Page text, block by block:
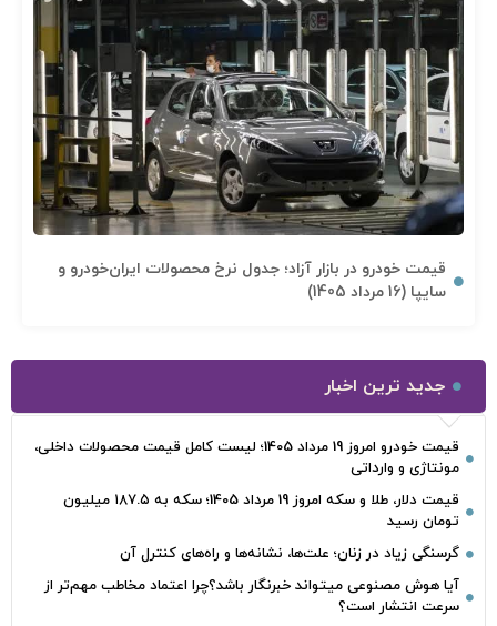
قیمت خودرو در بازار آزاد؛ جدول نرخ محصولات ایران‌خودرو و
سایپا (16 مرداد 1405)
جدید ترین اخبار
قیمت خودرو امروز 19 مرداد 1405؛ لیست کامل قیمت محصولات داخلی،
مونتاژی و وارداتی
قیمت دلار، طلا و سکه امروز 19 مرداد 1405؛ سکه به ۱۸۷.۵ میلیون
تومان رسید
گرسنگی زیاد در زنان؛ علت‌ها، نشانه‌ها و راه‌های کنترل آن
آیا هوش مصنوعی میتواند خبرنگار باشد؟چرا اعتماد مخاطب مهم‌تر از
سرعت انتشار است؟